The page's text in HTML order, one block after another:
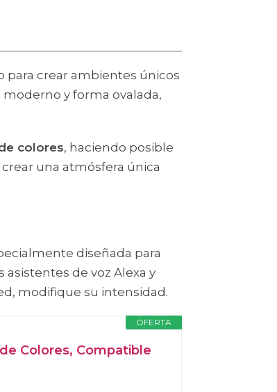
para crear ambientes únicos
y forma ovalada,
colores, haciendo posible
una atmósfera única
diseñada para
de voz Alexa y
modifique su intensidad.
OFERTA
Colores, Compatible